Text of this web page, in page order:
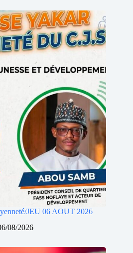
JEU 06 AOUT 2026
08/2026